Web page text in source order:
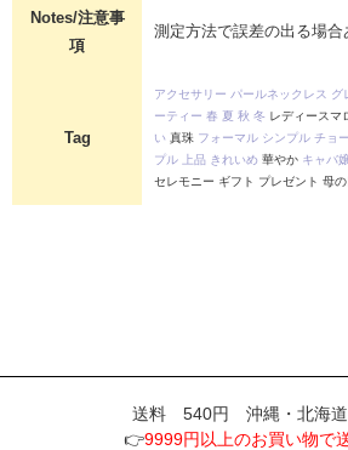
Notes/注意事
項
測定方法で誤差の出る場合
Tag
アクセサリー パールネックレス グ
ーティー 春 夏 秋 冬 レディースマ
い 真珠 フォーマル シンプル チョ
プル
上品 きれいめ 華やか キャバ
セレモニー ギフト プレゼント 母の
送料 540円 沖縄・北海
👉9999円以上のお買い物で